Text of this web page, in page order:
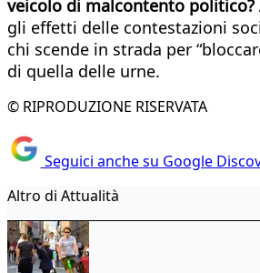
veicolo di malcontento
gli effetti delle contestazioni
chi scende in strada per
di quella delle urne.
© RIPRODUZIONE RISERVATA
Seguici anche su Google
Altro di Attualità